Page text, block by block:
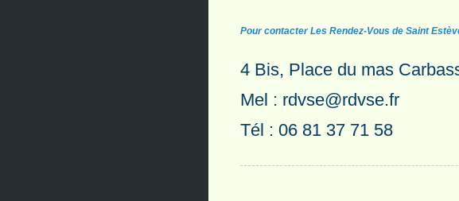
Pour contacter Les Rendez-Vous de Saint
4 Bis, Place du mas
Mel : rdvse@rdvse.fr
Tél : 06 81 37 71 58